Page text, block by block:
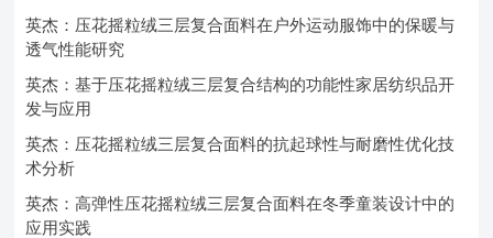
英杰：压花摇粒绒三层复合面料在户外运动服饰中的保暖与
透气性能研究
英杰：基于压花摇粒绒三层复合结构的功能性家居纺织品开
发与应用
英杰：压花摇粒绒三层复合面料的抗起球性与耐磨性优化技
术分析
英杰：高弹性压花摇粒绒三层复合面料在冬季童装设计中的
应用实践